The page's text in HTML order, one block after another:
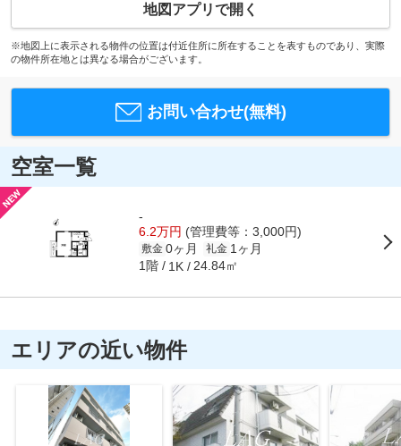
地図アプリで開く
※地図上に表示される物件の位置は付近住所に所在することを表すものであり、実際
の物件所在地とは異なる場合がございます。
お問い合わせ(無料)
空室一覧
-
6.2万円 (管理費等：3,000円)
敷金 0ヶ月 礼金 1ヶ月
1階 1K 24.84㎡
エリアの近い物件